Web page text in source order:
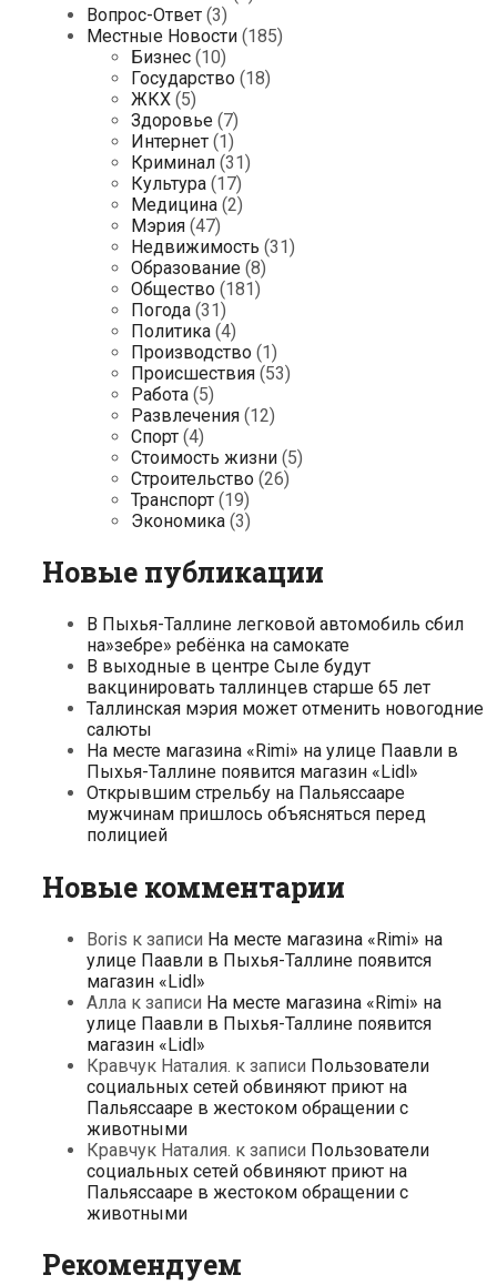
Вопрос-Ответ (3)
Местные Новости (185)
Бизнес (10)
Государство (18)
ЖКХ (5)
Здоровье (7)
Интернет (1)
Криминал (31)
Культура (17)
Медицина (2)
Мэрия (47)
Недвижимость (31)
Образование (8)
Общество (181)
Погода (31)
Политика (4)
Производство (1)
Происшествия (53)
Работа (5)
Развлечения (12)
Спорт (4)
Стоимость жизни (5)
Строительство (26)
Транспорт (19)
Экономика (3)
Новые публикации
В Пыхья-Таллине легковой автомобиль сбил
на»зебре» ребёнка на самокате
В выходные в центре Сыле будут
вакцинировать таллинцев старше 65 лет
Таллинская мэрия может отменить новогодние
салюты
На месте магазина «Rimi» на улице Паавли в
Пыхья-Таллине появится магазин «Lidl»
Открывшим стрельбу на Пальяссааре
мужчинам пришлось объясняться перед
полицией
Новые комментарии
Boris к записи На месте магазина «Rimi» на
улице Паавли в Пыхья-Таллине появится
магазин «Lidl»
Алла к записи На месте магазина «Rimi» на
улице Паавли в Пыхья-Таллине появится
магазин «Lidl»
Кравчук Наталия. к записи Пользователи
социальных сетей обвиняют приют на
Пальяссааре в жестоком обращении с
животными
Кравчук Наталия. к записи Пользователи
социальных сетей обвиняют приют на
Пальяссааре в жестоком обращении с
животными
Рекомендуем